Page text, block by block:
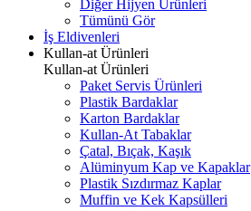
Diğer Hijyen Ürünleri
Tümünü Gör
İş Eldivenleri
Kullan-at Ürünleri
Kullan-at Ürünleri
Paket Servis Ürünleri
Plastik Bardaklar
Karton Bardaklar
Kullan-At Tabaklar
Çatal, Bıçak, Kaşık
Alüminyum Kap ve Kapaklar
Plastik Sızdırmaz Kaplar
Muffin ve Kek Kapsülleri